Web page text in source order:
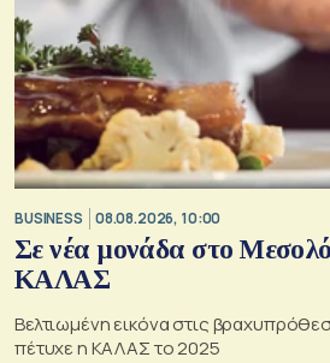
BUSINESS 08.08.2026, 10:00
Σε νέα μονάδα στο
ΚΑΛΑΣ
Βελτιωμένη εικόνα στις
πέτυχε η ΚΑΛΑΣ το 2025